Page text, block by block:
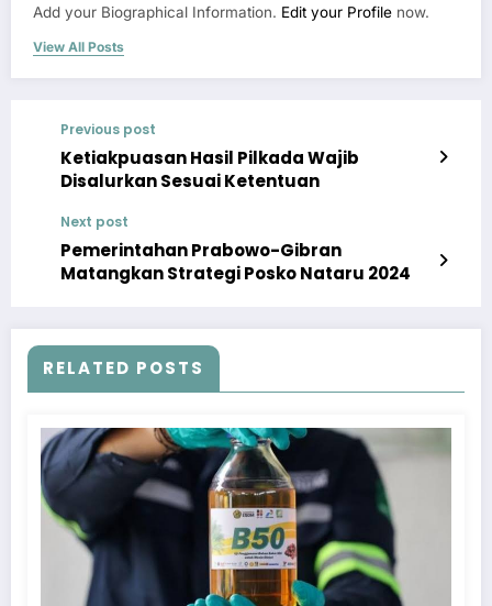
Add your Biographical Information. Edit your Profile now.
View All Posts
Previous post
Ketiakpuasan Hasil Pilkada Wajib
Disalurkan Sesuai Ketentuan
Next post
Pemerintahan Prabowo-Gibran
Matangkan Strategi Posko Nataru 2024
RELATED POSTS